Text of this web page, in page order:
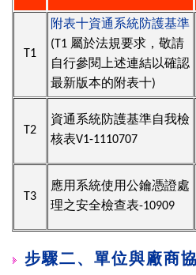
T1
附表十資通系統防護基準
(T1 屬於法規要求，敬請
自行參閱上述連結以確認
最新版本的附表十)
T2
資通系統防護基準自我檢
核表V1-1110707
T3
應用系統使用公鑰憑證處
理之安全檢查表-10909
步驟二、單位與廠商